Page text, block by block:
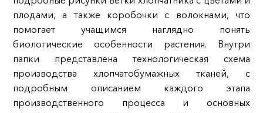
плодами, а также коробочки с волокнами, что
помогает учащимся наглядно понять
биологические особенности растения. Внутри
папки представлена технологическая схема
производства хлопчатобумажных тканей, с
подробным описанием каждого этапа
производственного процесса и основных